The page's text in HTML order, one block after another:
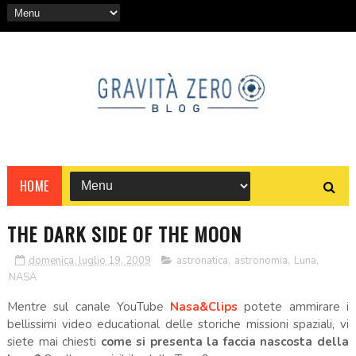
HOME
THE DARK SIDE OF THE MOON
domenica, luglio 19, 2009 astronatica, astronomia, Luna,
NASA
Mentre sul canale YouTube Nasa&Clips potete ammirare i
bellissimi video educational delle storiche missioni spaziali, vi
siete mai chiesti come si presenta la faccia nascosta della